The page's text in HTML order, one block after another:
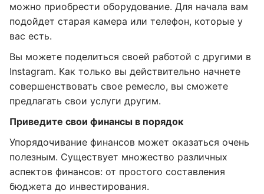
можно приобрести оборудование. Для начала вам
подойдет старая камера или телефон, которые у
вас есть.
Вы можете поделиться своей работой с другими в
Instagram. Как только вы действительно начнете
совершенствовать свое ремесло, вы сможете
предлагать свои услуги другим.
Приведите свои финансы в порядок
Упорядочивание финансов может оказаться очень
полезным. Существует множество различных
аспектов финансов: от простого составления
бюджета до инвестирования.